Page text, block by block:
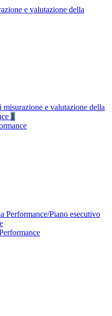
e valutazione della
misurazione e valutazione della
1
Performance/Piano esecutivo